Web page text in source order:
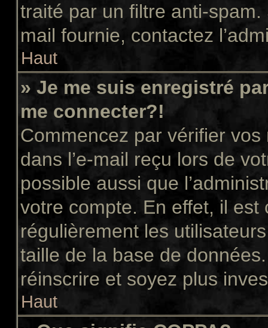
traité par un filtre anti-spam.
mail fournie, contactez
Haut
» Je me suis enregistré
me connecter?!
Commencez par vérifier vos
dans l’e-mail reçu lors de
possible aussi que
votre compte. En effet, il
régulièrement les
taille de la base de
réinscrire et soyez plus
Haut